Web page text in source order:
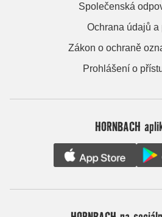
Společenská
Ochrana údajů a
Zákon o ochraně
Prohlášení o
HORNBACH